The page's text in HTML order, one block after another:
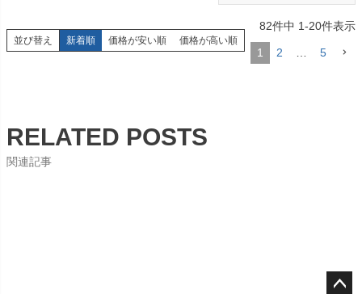
並び替え 新着順 価格が安い順 価格が高い順
82件中 1-20件表示
1 2 5
RELATED POSTS
関連記事